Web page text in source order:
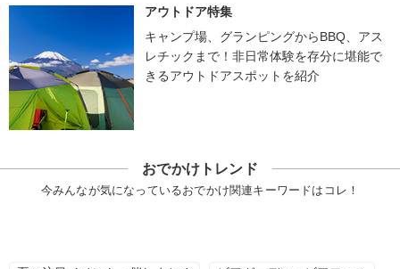
アウトドア特集
キャンプ場、グランピングからBBQ、アス
レチックまで！非日常体験を存分に堪能で
きるアウトドアスポットを紹介
おでかけトレンド
今みんなが気になっているおでかけ関連キーワードはコレ！